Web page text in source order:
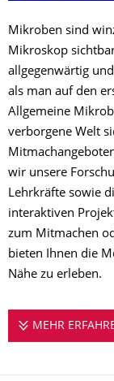
Mikroben sind
Mikroskop
allgegenwärtig
als man auf den
Allgemeine
verborgene Welt
wir unsere
Lehrkräfte sowie
interaktiven
zum Mitmachen
bieten Ihnen die
Nähe zu erleben.
MEHR